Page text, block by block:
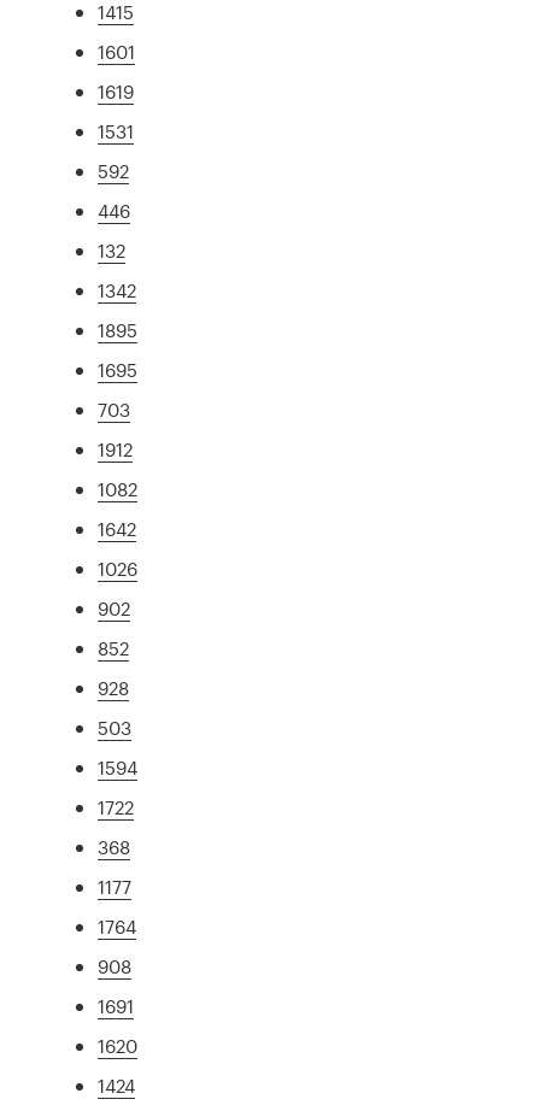
1415
1601
1619
1531
592
446
132
1342
1895
1695
703
1912
1082
1642
1026
902
852
928
503
1594
1722
368
1177
1764
908
1691
1620
1424